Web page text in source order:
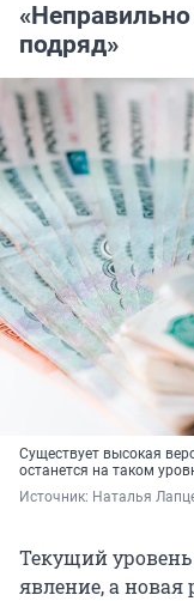
подряд»
Существует высокая
останется на таком
Источник: Наталья
Текущий уровень
явление, а новая